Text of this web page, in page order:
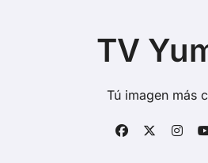
TV
Tú imagen más